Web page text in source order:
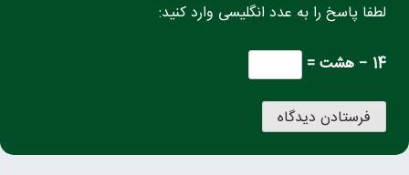
لطفا پاسخ را به عدد انگلیسی وارد کنید:
14 − هشت =